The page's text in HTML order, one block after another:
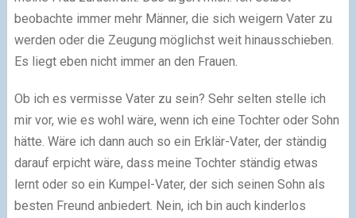
beobachte immer mehr Männer, die sich weigern Vater zu
werden oder die Zeugung möglichst weit hinausschieben.
Es liegt eben nicht immer an den Frauen.
Ob ich es vermisse Vater zu sein? Sehr selten stelle ich
mir vor, wie es wohl wäre, wenn ich eine Tochter oder Sohn
hätte. Wäre ich dann auch so ein Erklär-Vater, der ständig
darauf erpicht wäre, dass meine Tochter ständig etwas
lernt oder so ein Kumpel-Vater, der sich seinen Sohn als
besten Freund anbiedert. Nein, ich bin auch kinderlos